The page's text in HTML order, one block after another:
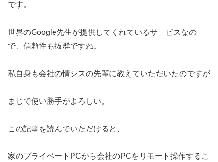
です。
世界のGoogle先生が提供してくれているサービスなの
で、信頼性も抜群ですね。
私自身も会社の情シスの先輩に教えていただいたのですが
まじで使い勝手がよろしい。
この記事を読んでいただけると、
家のプライベートPCから会社のPCをリモート操作するこ